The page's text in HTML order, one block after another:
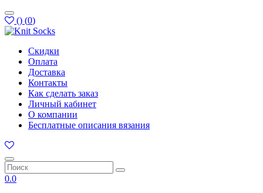
() (0)
Скидки
Оплата
Доставка
Контакты
Как сделать заказ
Личный кабинет
О компании
Бесплатные описания вязания
0.0